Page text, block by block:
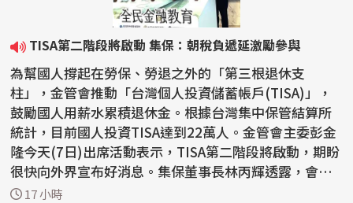
TISA第二階段將啟動 集保：朝稅負遞延激勵參與
為幫國人撐起在勞保、勞退之外的「第三根退休支
柱」，金管會推動「台灣個人投資儲蓄帳戶(TISA)」，
鼓勵國人用薪水累積退休金。根據台灣集中保管結算所
統計，目前國人投資TISA達到22萬人。金管會主委彭金
隆今天(7日)出席活動表示，TISA第二階段將啟動，期盼
很快向外界宣布好消息。集保董事長林丙輝透露，會朝
向類似勞退...
17 小時